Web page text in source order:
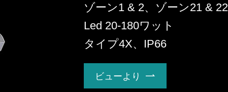
ゾーン1 & 2、ゾーン21 & 22
Led 20-180ワット
タイプ4X、IP66
ビューより 